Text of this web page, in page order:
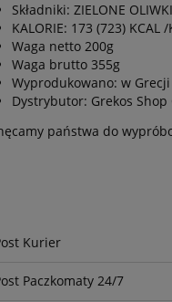
Składniki: ZIELONE
KALORIE: 173 (723) KCAL
Waga netto 200g
Waga brutto 355g
Wyprodukowano: w Grecji
Dystrybutor: Grekos Shop
państwa do
Kurier
Paczkomaty 24/7